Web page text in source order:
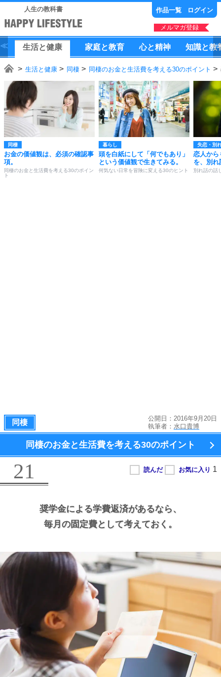
人生の教科書 作品一覧 ログイン
メルマガ登録
生活と健康 家庭と教育 心と精神 知識と教
生活と健康 同棲 同棲のお金と生活費を考える30のポイント
同棲
お金の価値観は、必須の確認事
項。
同棲のお金と生活費を考える30のポイン
ト
暮らし
頭を白紙にして「何でもあり」
という価値観で生きてみる。
何気ない日常を冒険に変える30のヒント
失恋・別
恋人から
を、別れ
別れ話の話
同棲
公開日：2016年9月20日
執筆者： 水口貴博
同棲のお金と生活費を考える30のポイント
21
奨学金による学費返済があるなら、
毎月の固定費として考えておく。